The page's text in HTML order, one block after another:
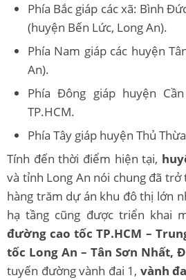
Phía Bắc giáp các xã: Bình
(huyện Bến Lức, Long An).
Phía Nam giáp các huyện
An).
Phía Đông giáp huyện
TP.HCM.
Phía Tây giáp huyện Thủ
Tính đến thời điểm hiện tại,
và tỉnh Long An nói chung đã
hàng trăm dự án khu đô thị lớn
hạ tầng cũng được triển khai
đường cao tốc TP.HCM –
tốc Long An – Tân Sơn Nhất,
tuyến đường vành đai 1, vành